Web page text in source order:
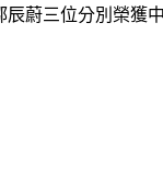
蔚三位分別榮獲